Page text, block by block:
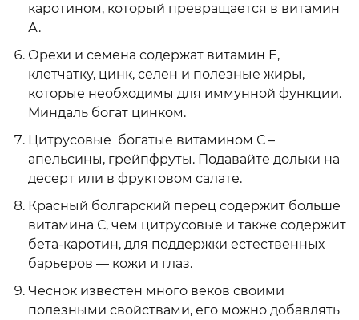
каротином, который превращается в витамин
А.
Орехи и семена содержат витамин Е,
клетчатку, цинк, селен и полезные жиры,
которые необходимы для иммунной функции.
Миндаль богат цинком.
Цитрусовые богатые витамином С –
апельсины, грейпфруты. Подавайте дольки на
десерт или в фруктовом салате.
Красный болгарский перец содержит больше
витамина С, чем цитрусовые и также содержит
бета-каротин, для поддержки естественных
барьеров — кожи и глаз.
Чеснок известен много веков своими
полезными свойствами, его можно добавлять